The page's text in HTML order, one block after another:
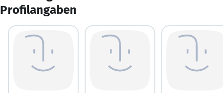
Profilangaben